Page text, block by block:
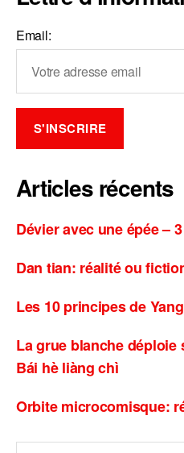
Email:
Articles récents
Dévier avec une épée –
Dan tian: réalité ou
Les 10 principes de
La grue blanche déploie
Bái hè liàng chì
Orbite microcomisque: